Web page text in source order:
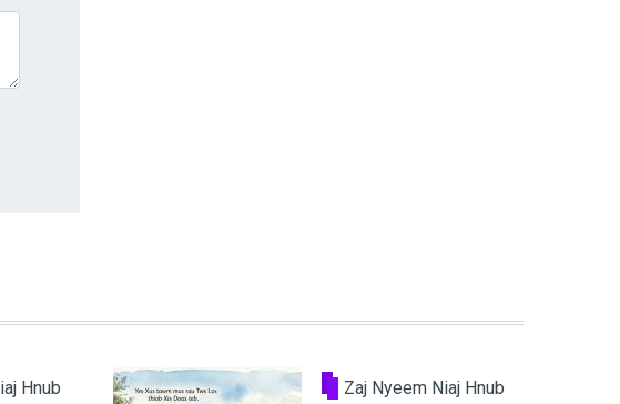
Hnub Zaj Nyeem Niaj Hnub